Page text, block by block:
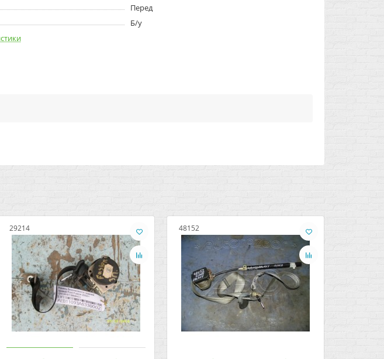
Перед
Б/у
29214 48152